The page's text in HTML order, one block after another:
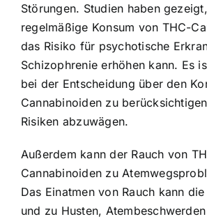
Störungen. Studien haben
regelmäßige Konsum von THC-
das Risiko für psychotische
Schizophrenie erhöhen kann. Es
bei der Entscheidung über den
Cannabinoiden zu
Risiken abzuwägen.
Außerdem kann der Rauch von
Cannabinoiden zu
Das Einatmen von Rauch kann
und zu Husten,